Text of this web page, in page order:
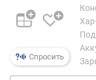
л
ь
о
с
Спросить